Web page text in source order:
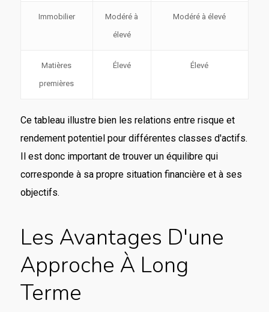
Immobilier
Modéré à
élevé
Modéré à élevé
Matières
premières
Élevé Élevé
Ce tableau illustre bien les relations entre risque et
rendement potentiel pour différentes classes d'actifs.
Il est donc important de trouver un équilibre qui
corresponde à sa propre situation financière et à ses
objectifs.
Les Avantages D'une
Approche À Long
Terme